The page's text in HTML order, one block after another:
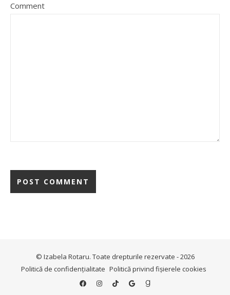
Comment
© Izabela Rotaru. Toate drepturile rezervate - 2026
Politică de confidențialitate Politică privind fișierele cookies